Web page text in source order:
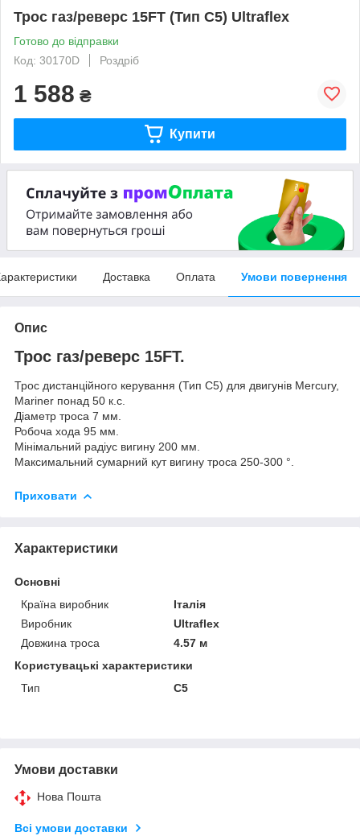
Трос газ/реверс 15FT (Тип C5) Ultraflex
Готово до відправки
Код: 30170D
Роздріб
1 588 ₴
Купити
Доставка Оплата Умови повернення
Опис
Трос газ/реверс 15FT.
Трос дистанційного керування (Тип С5) для двигунів Mercury,
Mariner понад 50 к.с.
Діаметр троса 7 мм.
Робоча хода 95 мм.
Мінімальний радіус вигину 200 мм.
Максимальний сумарний кут вигину троса 250-300 °.
Приховати
Характеристики
Основні
Країна виробник
Італія
Виробник
Ultraflex
Довжина троса
4.57 м
Користувацькі характеристики
Тип
C5
Умови доставки
Нова Пошта
Всі умови доставки